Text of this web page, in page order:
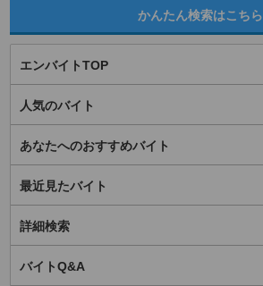
かんたん検索はこちら
エンバイトTOP
人気のバイト
あなたへのおすすめバイト
最近見たバイト
詳細検索
バイトQ&A